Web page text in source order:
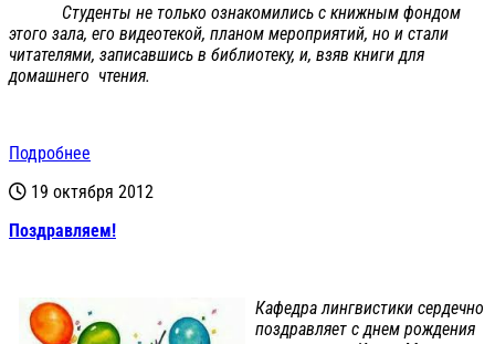
Студенты не только ознакомились с книжным фондом
этого зала, его видеотекой, планом мероприятий, но и стали
читателями, записавшись в библиотеку, и, взяв книги для
домашнего чтения.
Подробнее
19 октября 2012
Поздравляем!
Кафедра лингвистики сердечно
поздравляет с днем рождения